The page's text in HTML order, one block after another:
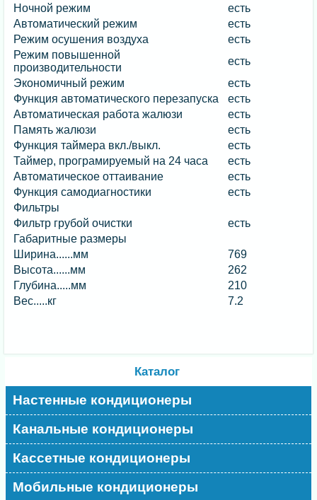
Ночной режим
есть
Автоматический режим
есть
Режим осушения воздуха
есть
Режим повышенной
производительности
есть
Экономичный режим
есть
Функция автоматического перезапуска
есть
Автоматическая работа жалюзи
есть
Память жалюзи
есть
Функция таймера вкл./выкл.
есть
Таймер, програмируемый на 24 часа
есть
Автоматическое оттаивание
есть
Функция самодиагностики
есть
Фильтры
Фильтр грубой очистки
есть
Габаритные размеры
Ширина......мм
769
Высота......мм
262
Глубина.....мм
210
Вес.....кг
7.2
Каталог
Настенные кондиционеры
Канальные кондиционеры
Кассетные кондиционеры
Мобильные кондиционеры